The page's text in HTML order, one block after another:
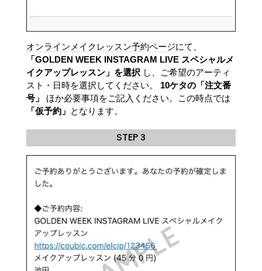
オンラインメイクレッスン予約ページにて、
「GOLDEN WEEK INSTAGRAM LIVE スペシャルメ
イクアップレッスン」を選択 し、ご希望のアーティ
スト・日時を選択してください。 10ケタの「注文番
号」
ほか必要事項をご記入ください。この時点では
「仮予約」 となります。
STEP 3